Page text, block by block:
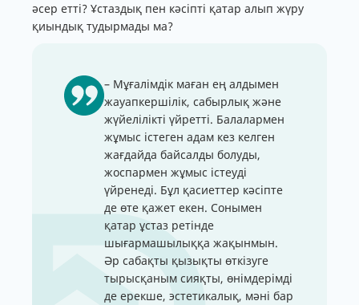
әсер етті? Ұстаздық пен кәсіпті қатар алып жүру
қиындық тудырмады ма?
– Мұғалімдік маған ең алдымен
жауапкершілік, сабырлық және
жүйелілікті үйретті. Балалармен
жұмыс істеген адам кез келген
жағдайда байсалды болуды,
жоспармен жұмыс істеуді
үйренеді. Бұл қасиеттер кәсіпте
де өте қажет екен. Сонымен
қатар ұстаз ретінде
шығармашылыққа жақынмын.
Әр сабақты қызықты өткізуге
тырысқаным сияқты, өнімдерімді
де ерекше, эстетикалық, мәні бар